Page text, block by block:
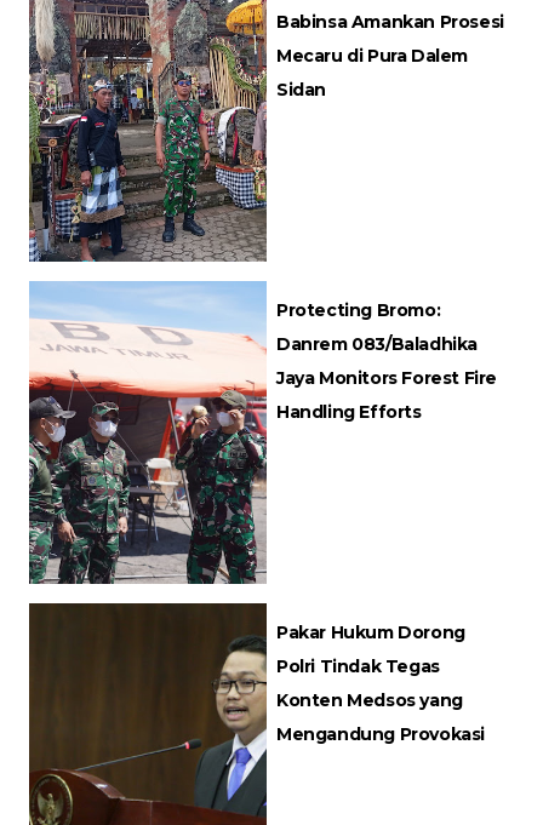
Babinsa Amankan Prosesi
Mecaru di Pura Dalem
Sidan
Protecting Bromo:
Danrem 083/Baladhika
Jaya Monitors Forest Fire
Handling Efforts
Pakar Hukum Dorong
Polri Tindak Tegas
Konten Medsos yang
Mengandung Provokasi